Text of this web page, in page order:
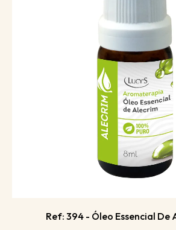
Ref: 394 - Óleo Essencial De